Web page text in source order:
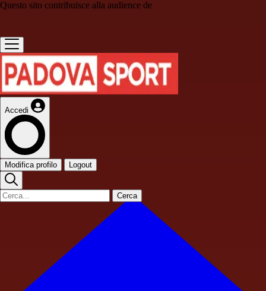
Questo sito contribuisce alla audience de
Accedi
Modifica profilo Logout
Cerca